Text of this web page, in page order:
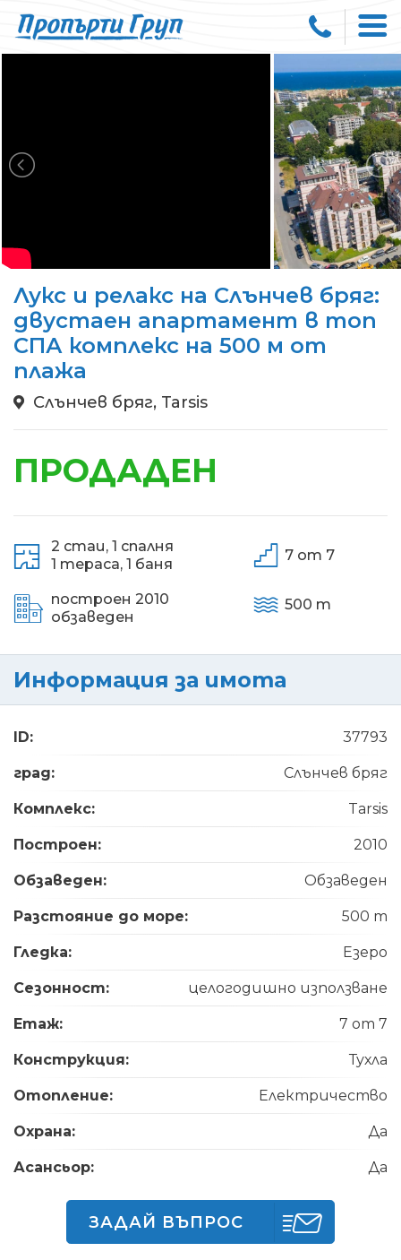
Лукс и релакс на Слънчев бряг:
двустаен апартамент в топ
СПА комплекс на 500 м от
плажа
Слънчев бряг, Tarsis
ПРОДАДЕН
2 стаи, 1 спалня
1 тераса, 1 баня
построен 2010
обзаведен
7 от 7
500 m
Информация за имота
ID: 37793
град: Слънчев бряг
Комплекс: Tarsis
Построен: 2010
Обзаведен: Обзаведен
Разстояние до море: 500 m
Гледка: Езеро
Сезонност: целогодишно използване
Етаж: 7 от 7
Конструкция: Тухла
Отопление: Електричество
Охрана: Да
Асансьор: Да
ЗАДАЙ ВЪПРОС